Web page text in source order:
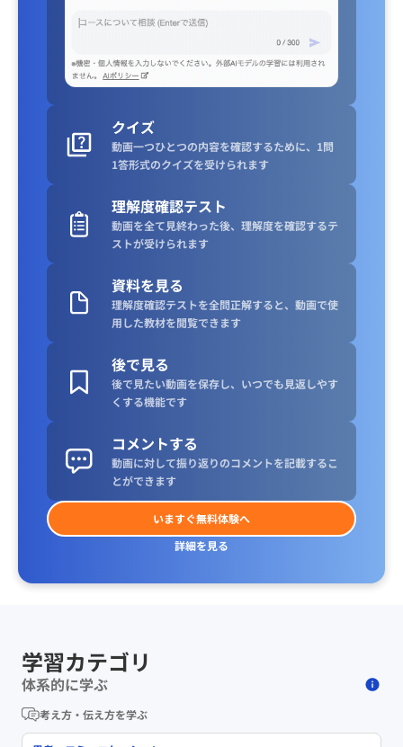
クイズ
動画一つひとつの内容を確認するために、1問
1答形式のクイズを受けられます
理解度確認テスト
動画を全て見終わった後、理解度を確認するテ
ストが受けられます
資料を見る
理解度確認テストを全問正解すると、動画で使
用した教材を閲覧できます
後で見る
後で見たい動画を保存し、いつでも見返しやす
くする機能です
コメントする
動画に対して振り返りのコメントを記載するこ
とができます
いますぐ無料体験へ
詳細を見る
学習カテゴリ
体系的に学ぶ
考え方・伝え方を学ぶ